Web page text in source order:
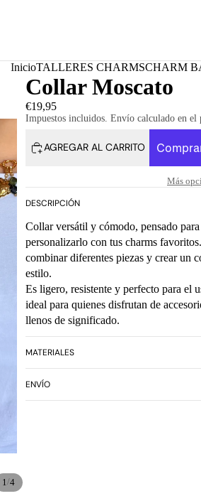
InicioTALLERES CHARMSCHARM
1/4
Collar Moscato
€19,95
Impuestos incluidos. Envío calculado en el
AGREGAR AL CARRITO
Más
DESCRIPCIÓN
Collar versátil y cómodo, pensado
personalizarlo con tus charms
combinar diferentes piezas y crear un
estilo.
Es ligero, resistente y perfecto para el
ideal para quienes disfrutan de
llenos de significado.
MATERIALES
ENVÍO